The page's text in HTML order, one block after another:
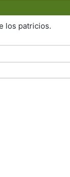
los patricios.